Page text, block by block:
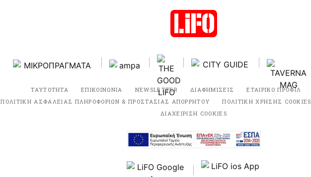
ΤΑΥΤΟΤΗΤΑ ΕΠΙΚΟΙΝΩΝΙΑ NEWSLETTER ΔΙΑΦΗΜΙΣΕΙΣ ΕΤΑΙΡΙΚΟ ΠΡΟΦΙΛ
ΠΟΛΙΤΙΚΗ ΑΣΦΑΛΕΙΑΣ ΠΛΗΡΟΦΟΡΙΩΝ & ΠΡΟΣΤΑΣΙΑΣ ΑΠΟΡΡΗΤΟΥ
ΠΟΛΙΤΙΚΗ ΧΡΗΣΗΣ COOKIES
ΔΙΑΧΕΙΡΙΣΗ COOKIES